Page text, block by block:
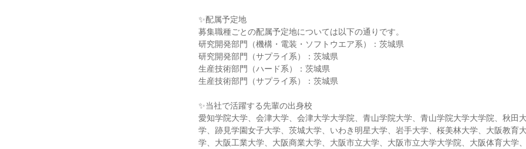
✨配属予定地
募集職種ごとの配属予定地については以下の通りです。
研究開発部門（機構・電装・ソフトウエア系）：茨城県
研究開発部門（サプライ系）：茨城県
生産技術部門（ハード系）：茨城県
生産技術部門（サプライ系）：茨城県
✨当社で活躍する先輩の出身校
愛知学院大学、会津大学、会津大学大学院、青山学院大学、青山学院大学大学院、秋田
学、跡見学園女子大学、茨城大学、いわき明星大学、岩手大学、桜美林大学、大阪教育
学、大阪工業大学、大阪商業大学、大阪市立大学、大阪市立大学大学院、大阪体育大学